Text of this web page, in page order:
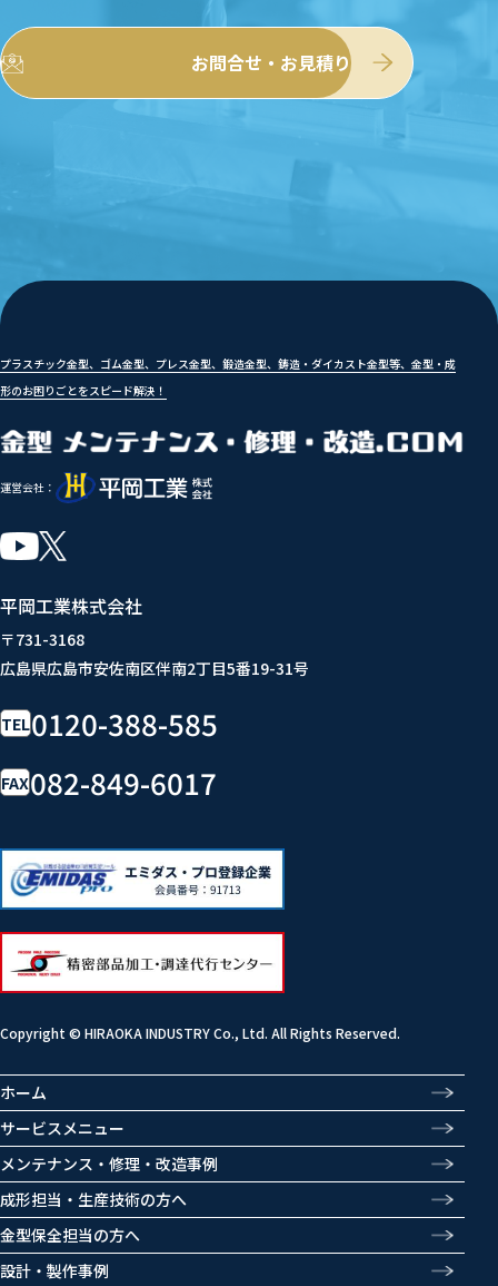
お問合せ・お見積り
プラスチック金型、ゴム金型、プレス金型、鍛造金型、鋳造・ダイカスト金型等、金型・成
形のお困りごとをスピード解決！
運営会社：
平岡工業株式会社
〒731-3168
広島県広島市安佐南区伴南2丁目5番19-31号
TEL0120-388-585
FAX082-849-6017
Copyright © HIRAOKA INDUSTRY Co., Ltd. All Rights Reserved.
ホーム
サービスメニュー
メンテナンス・修理・改造事例
成形担当・生産技術の方へ
金型保全担当の方へ
設計・製作事例